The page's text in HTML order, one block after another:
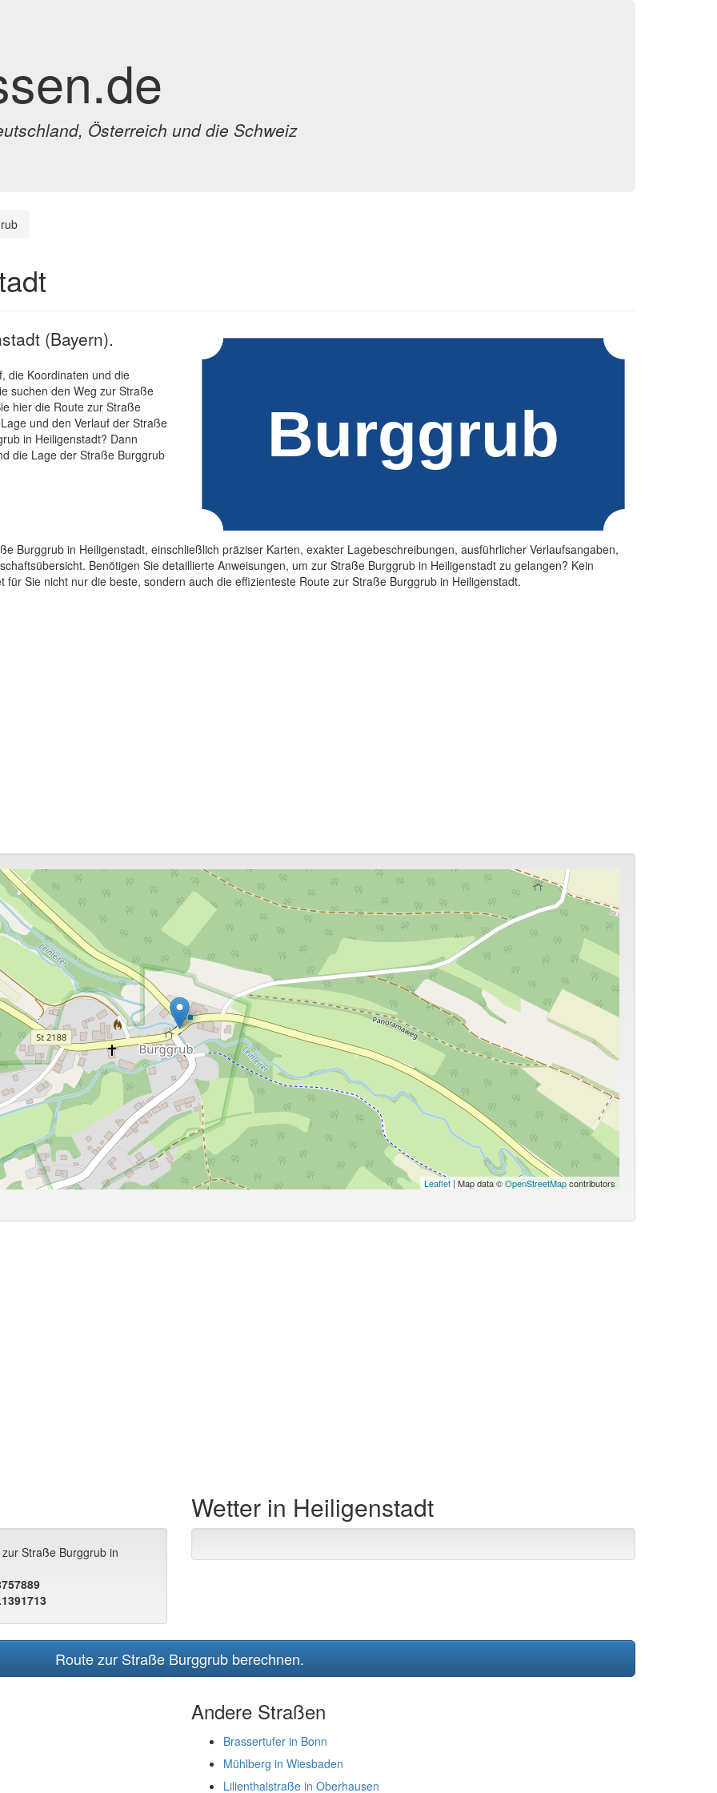
Österreich und die Schweiz
(Bayern).
die Koordinaten und die
suchen den Weg zur Straße
hier die Route zur Straße
und den Verlauf der Straße
in Heiligenstadt? Dann
die Lage der Straße Burggrub
Burggrub in Heiligenstadt, einschließlich präziser Karten, exakter Lagebeschreibungen, ausführlicher Verlaufsangaben,
Benötigen Sie detaillierte Anweisungen, um zur Straße Burggrub in Heiligenstadt zu gelangen? Kein
Sie nicht nur die beste, sondern auch die effizienteste Route zur Straße Burggrub in Heiligenstadt.
Leaflet| Map data ©OpenStreetMapcontributors
Straße Burggrub in
Wetter in Heiligenstadt
Route zur Straße Burggrub berechnen.
Andere Straßen
Brassertufer in Bonn
Mühlberg in Wiesbaden
Lilienthalstraße in Oberhausen